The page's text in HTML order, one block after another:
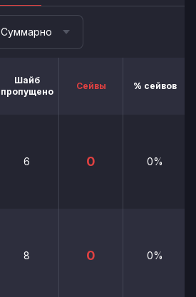
Суммарно
Шайб
пропущено
Сейвы % сейвов
6 0 0%
8 0 0%